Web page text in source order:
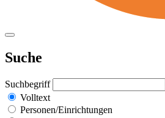
Suche
Suchbegriff
Volltext
Personen/Einrichtungen